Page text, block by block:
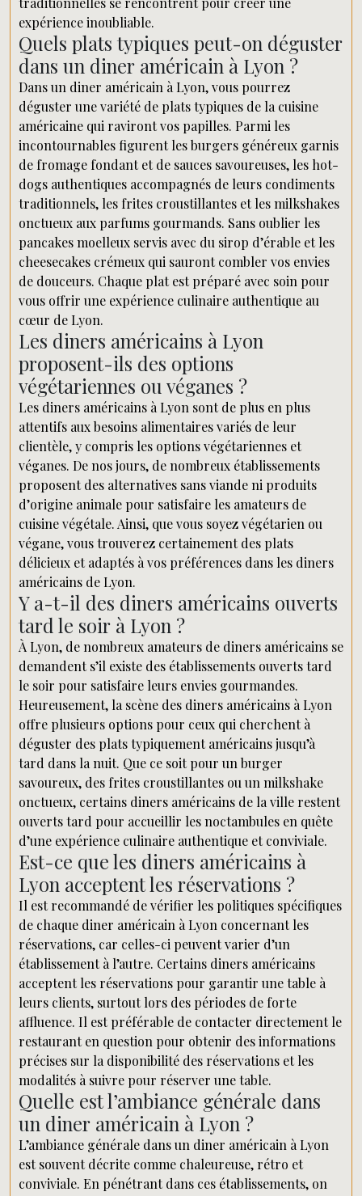
expérience inoubliable.
Quels plats typiques peut-on déguster
dans un diner américain à Lyon ?
Dans un diner américain à Lyon, vous pourrez
déguster une variété de plats typiques de la cuisine
américaine qui raviront vos papilles. Parmi les
incontournables figurent les burgers généreux garnis
de fromage fondant et de sauces savoureuses, les hot-
dogs authentiques accompagnés de leurs condiments
traditionnels, les frites croustillantes et les milkshakes
onctueux aux parfums gourmands. Sans oublier les
pancakes moelleux servis avec du sirop d’érable et les
cheesecakes crémeux qui sauront combler vos envies
de douceurs. Chaque plat est préparé avec soin pour
vous offrir une expérience culinaire authentique au
cœur de Lyon.
Les diners américains à Lyon
proposent-ils des options
végétariennes ou véganes ?
Les diners américains à Lyon sont de plus en plus
attentifs aux besoins alimentaires variés de leur
clientèle, y compris les options végétariennes et
véganes. De nos jours, de nombreux établissements
proposent des alternatives sans viande ni produits
d’origine animale pour satisfaire les amateurs de
cuisine végétale. Ainsi, que vous soyez végétarien ou
végane, vous trouverez certainement des plats
délicieux et adaptés à vos préférences dans les diners
américains de Lyon.
Y a-t-il des diners américains ouverts
tard le soir à Lyon ?
À Lyon, de nombreux amateurs de diners américains se
demandent s’il existe des établissements ouverts tard
le soir pour satisfaire leurs envies gourmandes.
Heureusement, la scène des diners américains à Lyon
offre plusieurs options pour ceux qui cherchent à
déguster des plats typiquement américains jusqu’à
tard dans la nuit. Que ce soit pour un burger
savoureux, des frites croustillantes ou un milkshake
onctueux, certains diners américains de la ville restent
ouverts tard pour accueillir les noctambules en quête
d’une expérience culinaire authentique et conviviale.
Est-ce que les diners américains à
Lyon acceptent les réservations ?
Il est recommandé de vérifier les politiques spécifiques
de chaque diner américain à Lyon concernant les
réservations, car celles-ci peuvent varier d’un
établissement à l’autre. Certains diners américains
acceptent les réservations pour garantir une table à
leurs clients, surtout lors des périodes de forte
affluence. Il est préférable de contacter directement le
restaurant en question pour obtenir des informations
précises sur la disponibilité des réservations et les
modalités à suivre pour réserver une table.
Quelle est l’ambiance générale dans
un diner américain à Lyon ?
L’ambiance générale dans un diner américain à Lyon
est souvent décrite comme chaleureuse, rétro et
conviviale. En pénétrant dans ces établissements, on